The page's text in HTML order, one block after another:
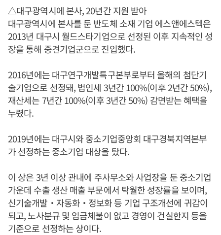
△대구광역시에 본사, 20년간 지원 받아
대구광역시에 본사를 둔 반도체 소재 기업 에스앤에스텍은
2013년 대구시 월드스타기업으로 선정된 이후 지속적인 성
장을 통해 중견기업군으로 진입했다.
2016년에는 대구연구개발특구본부로부터 올해의 첨단기
술기업으로 선정돼, 법인세 3년간 100%(이후 2년간 50%),
재산세는 7년간 100%(이후 3년간 50%) 감면받는 혜택을
누렸다.
2019년에는 대구시와 중소기업중앙회 대구경북지역본부
가 선정하는 중소기업 대상을 탔다.
이 상은 3년 이상 관내에 주사무소와 사업장을 둔 중소기업
가운데 수출 생산 매출 부문에서 탁월한 성장률을 보이며,
신기술개발‧자동화‧정보화 등 기업 구조개선에 귀감이
되고, 노사분규 및 임금체불이 없고 경영이 건실한지 등을
기준으로 선정하는 상이다.